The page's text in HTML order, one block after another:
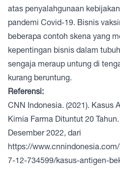
atas penyalahgunaan
pandemi Covid-19. Bisnis
beberapa contoh skena yang
kepentingan bisnis dalam
sengaja meraup untung di
kurang beruntung.
Referensi:
CNN Indonesia. (2021). Kasus
Kimia Farma Dituntut 20
Desember 2022, dari
https://
7-12-734599/kasus-antigen-